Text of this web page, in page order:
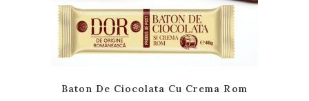
Baton De Ciocolata Cu Crema Rom